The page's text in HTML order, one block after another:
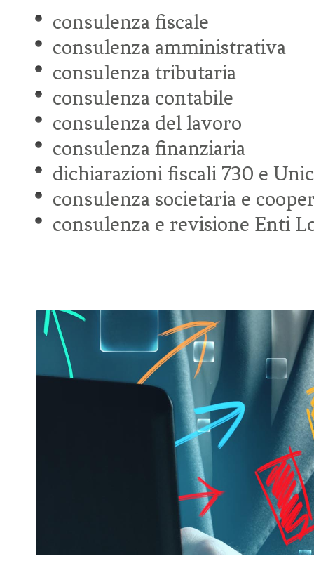
consulenza fiscale
consulenza amministrativa
consulenza tributaria
consulenza contabile
consulenza del lavoro
consulenza finanziaria
dichiarazioni fiscali 730 e
consulenza societaria e
consulenza e revisione Enti